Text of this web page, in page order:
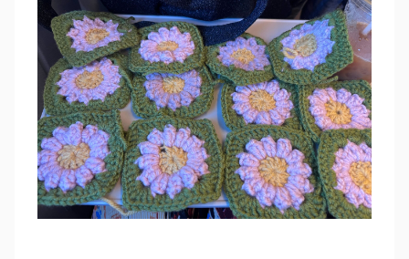
STAFF
IGARI SOBA
RECRUIT
SEAS0N BY MYSELF
MAIL
メール・資料請求
RESERVATION
LINEから来店予約
TELEPHONE
0120-56-1207